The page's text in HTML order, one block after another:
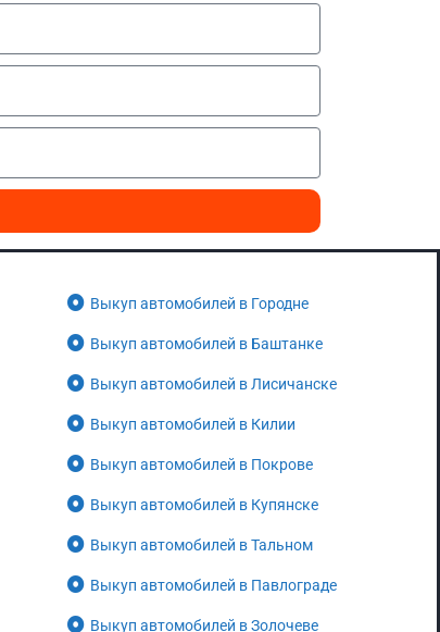
Выкуп автомобилей в Городне
Выкуп автомобилей в Баштанке
Выкуп автомобилей в Лисичанске
Выкуп автомобилей в Килии
Выкуп автомобилей в Покрове
Выкуп автомобилей в Купянске
Выкуп автомобилей в Тальном
Выкуп автомобилей в Павлограде
Выкуп автомобилей в Золочеве